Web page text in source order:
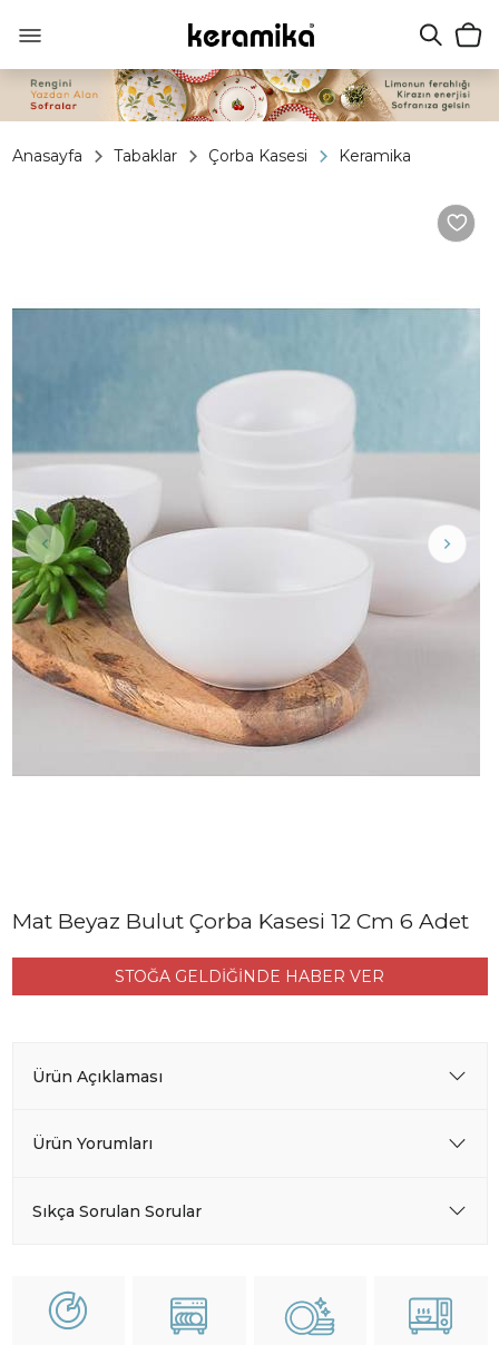
Anasayfa Tabaklar Çorba Kasesi Keramika
Mat Beyaz Bulut Çorba Kasesi 12 Cm 6 Adet
STOĞA GELDİĞİNDE HABER VER
Ürün Açıklaması
Ürün Yorumları
Sıkça Sorulan Sorular